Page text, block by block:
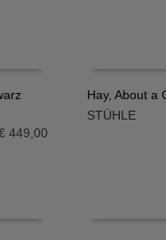
449,00
IN DEN
Hay, About a
STÜHLE